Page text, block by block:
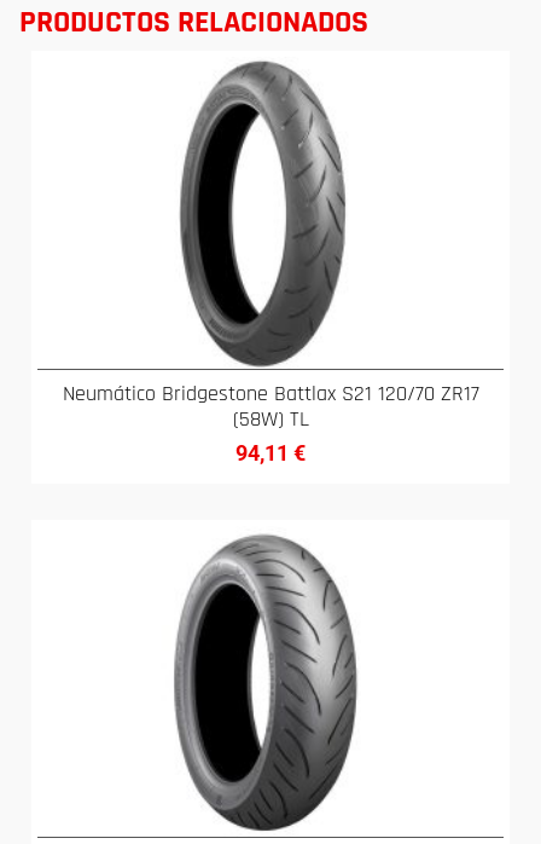
PRODUCTOS RELACIONADOS
Neumático Bridgestone Battlax S21 120/70 ZR17
(58W) TL
94,11 €